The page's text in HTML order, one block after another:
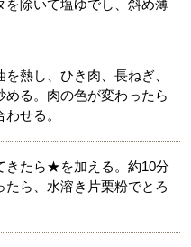
を除いて塩ゆでし、斜め薄
熱し、ひき肉、長ねぎ、
る。肉の色が変わったら
せる。
きたら★を加える。約10分
ら、水溶き片栗粉でとろ